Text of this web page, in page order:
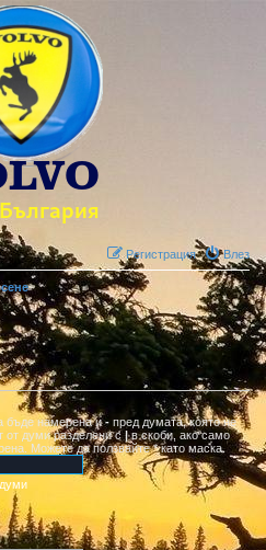
Влез
Регистрация
бъде намерена и- пред думата, която не
от думи разделени с|в скоби, ако само
Можете да ползвайте * като маска.